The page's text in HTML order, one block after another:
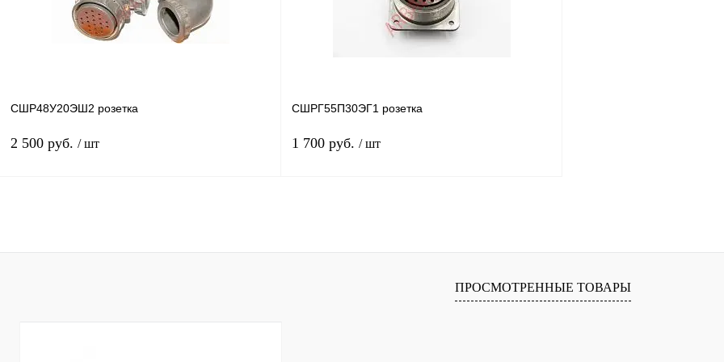
наличии
СШР48У20ЭШ2 розетка
2 500 руб. / шт
Купить в 1 клик Сравнение
СШРГ55П30ЭГ1 розетка
1 700 руб. / шт
Купить в 1 клик Сравнение
ПРОСМОТРЕННЫЕ ТОВАРЫ